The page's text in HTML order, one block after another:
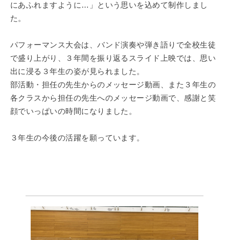
にあふれますように…」という思いを込めて制作しまし
た。
パフォーマンス大会は、バンド演奏や弾き語りで全校生徒
で盛り上がり、３年間を振り返るスライド上映では、思い
出に浸る３年生の姿が見られました。
部活動・担任の先生からのメッセージ動画、また３年生の
各クラスから担任の先生へのメッセージ動画で、感謝と笑
顔でいっぱいの時間になりました。
３年生の今後の活躍を願っています。